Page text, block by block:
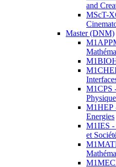
and
MScT-
Master (DNM)
M1CPS
Physique
M1HEP
Energies
M1IES -
et